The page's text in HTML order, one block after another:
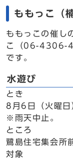
ももっこ（
ももっこの催し
こ（06-4306-
です。
水遊び
とき
8月6日（火曜
※雨天中止。
ところ
鷺島住宅集会所
対象